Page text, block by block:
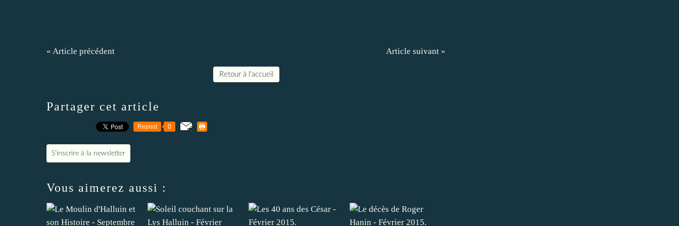
« Article précédent Article suivant »
Retour à l'accueil
Partager cet article
Repost 0
S'inscrire à la newsletter
Vous aimerez aussi :